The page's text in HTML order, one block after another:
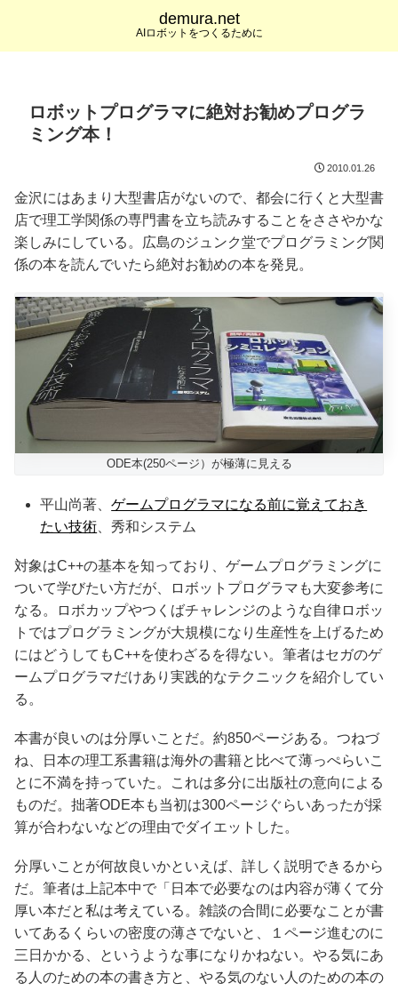
demura.net
AIロボットをつくるために
ロボットプログラマに絶対お勧めプログラ
ミング本！
2010.01.26
金沢にはあまり大型書店がないので、都会に行くと大型書
店で理工学関係の専門書を立ち読みすることをささやかな
楽しみにしている。広島のジュンク堂でプログラミング関
係の本を読んでいたら絶対お勧めの本を発見。
ODE本(250ページ）が極薄に見える
平山尚著、ゲームプログラマになる前に覚えておき
たい技術 、秀和システム
対象はC++の基本を知っており、ゲームプログラミングに
ついて学びたい方だが、ロボットプログラマも大変参考に
なる。ロボカップやつくばチャレンジのような自律ロボッ
トではプログラミングが大規模になり生産性を上げるため
にはどうしてもC++を使わざるを得ない。筆者はセガのゲ
ームプログラマだけあり実践的なテクニックを紹介してい
る。
本書が良いのは分厚いことだ。約850ページある。つねづ
ね、日本の理工系書籍は海外の書籍と比べて薄っぺらいこ
とに不満を持っていた。これは多分に出版社の意向による
ものだ。拙著ODE本も当初は300ページぐらいあったが採
算が合わないなどの理由でダイエットした。
分厚いことが何故良いかといえば、詳しく説明できるから
だ。筆者は上記本中で「日本で必要なのは内容が薄くて分
厚い本だと私は考えている。雑談の合間に必要なことが書
いてあるくらいの密度の薄さでないと、１ページ進むのに
三日かかる、というような事になりかねない。やる気にあ
る人のための本の書き方と、やる気のない人のための本の